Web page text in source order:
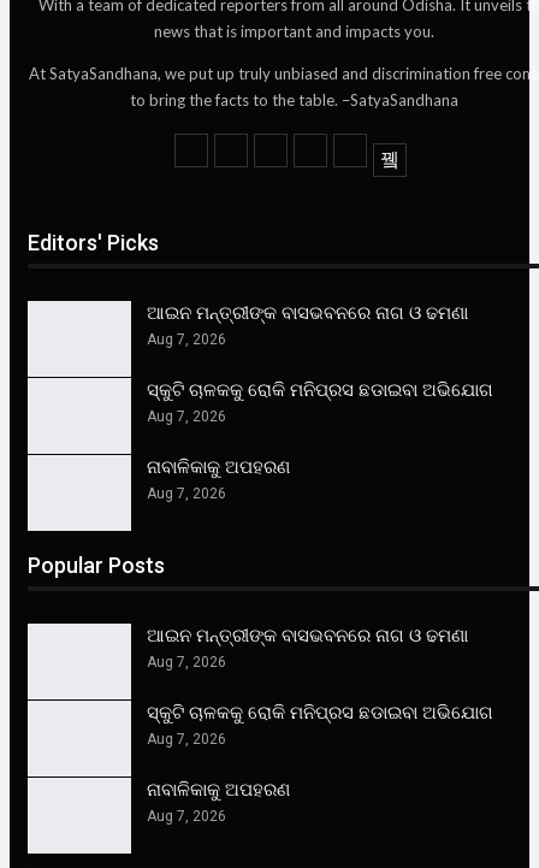
With a team of dedicated reporters from all around Odisha. It unveils
news that is important and impacts you.
At SatyaSandhana, we put up truly unbiased and discrimination free
to bring the facts to the table. –SatyaSandhana
Editors' Picks
ଆଇନ ମନ୍ତ୍ରୀଙ୍କ ବାସଭବନରେ ନାଗ ଓ ଢମଣା
Aug 7, 2026
ସ୍କୁଟି ଚାଳକକୁ ରୋକି ମନିପ୍ରସ ଛଡାଇବା ଅଭିଯୋଗ
Aug 7, 2026
ନାବାଳିକାକୁ ଅପହରଣ
Aug 7, 2026
Popular Posts
ଆଇନ ମନ୍ତ୍ରୀଙ୍କ ବାସଭବନରେ ନାଗ ଓ ଢମଣା
Aug 7, 2026
ସ୍କୁଟି ଚାଳକକୁ ରୋକି ମନିପ୍ରସ ଛଡାଇବା ଅଭିଯୋଗ
Aug 7, 2026
ନାବାଳିକାକୁ ଅପହରଣ
Aug 7, 2026